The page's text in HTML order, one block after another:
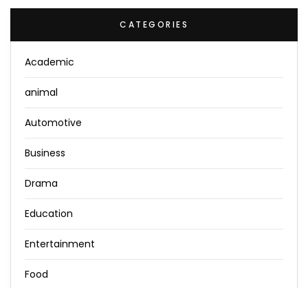
CATEGORIES
Academic
animal
Automotive
Business
Drama
Education
Entertainment
Food